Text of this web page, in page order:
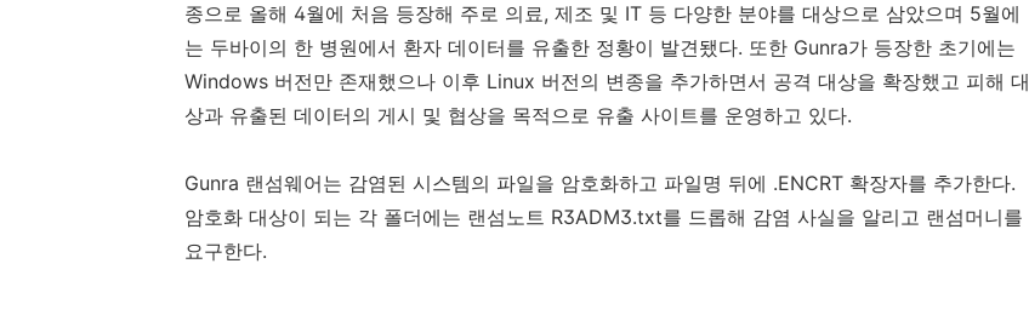
종으로 올해 4월에 처음 등장해 주로 의료, 제조 및 IT 등 다양한 분야를 대상으로 삼았으며 5월에
는 두바이의 한 병원에서 환자 데이터를 유출한 정황이 발견됐다. 또한 Gunra가 등장한 초기에는
Windows 버전만 존재했으나 이후 Linux 버전의 변종을 추가하면서 공격 대상을 확장했고 피해 대
상과 유출된 데이터의 게시 및 협상을 목적으로 유출 사이트를 운영하고 있다.
Gunra 랜섬웨어는 감염된 시스템의 파일을 암호화하고 파일명 뒤에 .ENCRT 확장자를 추가한다.
암호화 대상이 되는 각 폴더에는 랜섬노트 R3ADM3.txt를 드롭해 감염 사실을 알리고 랜섬머니를
요구한다.